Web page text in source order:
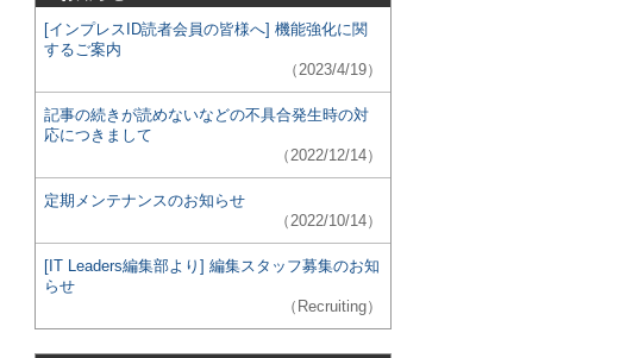
[インプレスID読者会員の皆様へ] 機能強化に関
するご案内
（2023/4/19）
記事の続きが読めないなどの不具合発生時の対
応につきまして
（2022/12/14）
定期メンテナンスのお知らせ
（2022/10/14）
[IT Leaders編集部より] 編集スタッフ募集のお知
らせ
（Recruiting）